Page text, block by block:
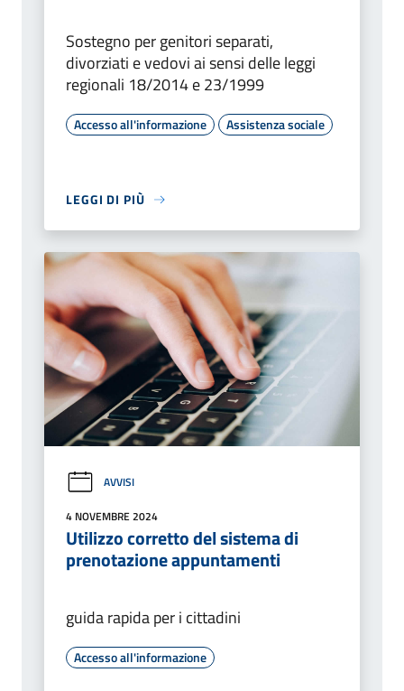
Sostegno per genitori separati,
divorziati e vedovi ai sensi delle leggi
regionali 18/2014 e 23/1999
Accesso all'informazione Assistenza sociale
LEGGI DI PIÙ
AVVISI
4 NOVEMBRE 2024
Utilizzo corretto del sistema di
prenotazione appuntamenti
guida rapida per i cittadini
Accesso all'informazione